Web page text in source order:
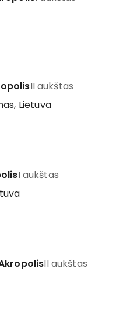
II aukštas
Lietuva
I aukštas
II aukštas